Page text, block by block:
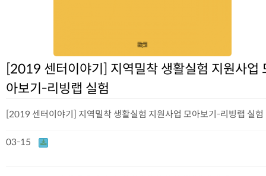
[2019 센터이야기] 지역밀착 생활실험 지원사업
아보기-리빙랩 실험
[2019 센터이야기] 지역밀착 생활실험 지원사업 모아보기-리빙랩 실험
03-15